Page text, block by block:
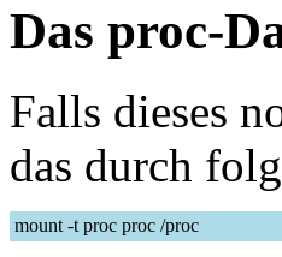
Das proc-
Falls dieses
das durch
mount -t proc proc /proc